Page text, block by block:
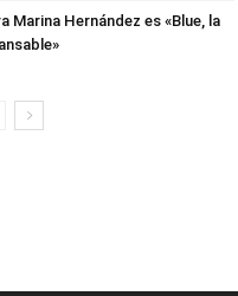
Marina Hernández es «Blue, la